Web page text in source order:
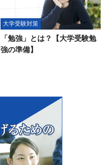
大学受験対策
「勉強」とは？【大学受験勉
強の準備】